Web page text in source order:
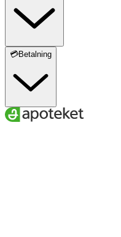
💳Betalning